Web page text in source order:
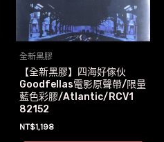
全新黑膠
【全新黑膠】四海好傢伙
Goodfellas電影原聲帶/限量
藍色彩膠/Atlantic/RCV1
82152
NT$1,198